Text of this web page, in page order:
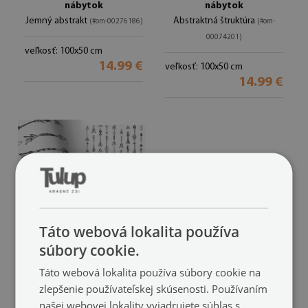
nábytok
Jemný abstrakt (#om-00276186)
veľkosť: 100x50 cm
14.99 €
nábytok
Abstraktná štruktúra (#om-
00074201)
veľkosť: 100x50 cm
14.99 €
Samolepiaca fólia na
Tvary šípok (#om-00011634)
Táto webová lokalita používa
súbory cookie.
Táto webová lokalita používa súbory cookie na
zlepšenie používateľskej skúsenosti. Používaním
našej webovej lokality vyjadrujete súhlas s